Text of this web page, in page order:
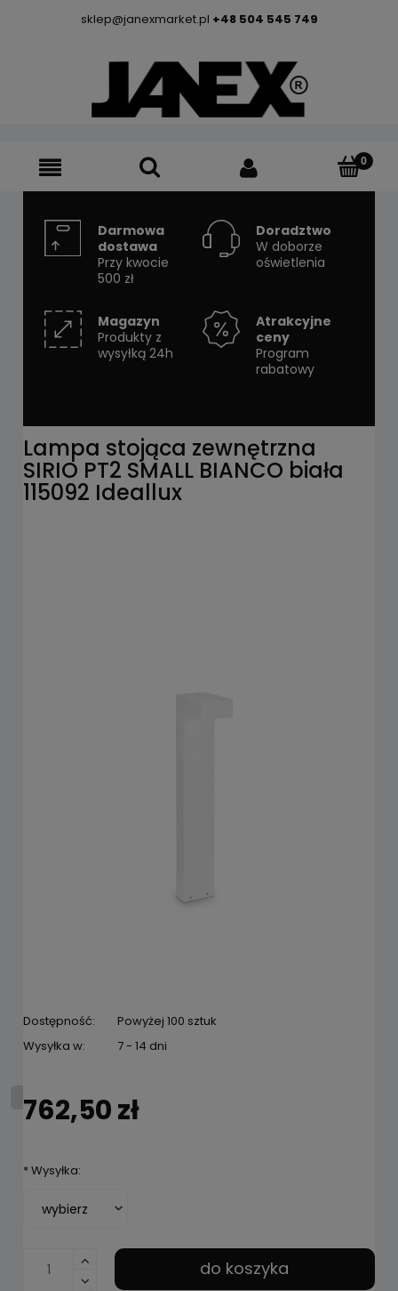
sklep@janexmarket.pl +48 504 545 749
Darmowa
dostawa
Przy kwocie
500 zł
Doradztwo
W doborze
oświetlenia
Magazyn
Produkty z
wysyłką 24h
Atrakcyjne
ceny
Program
rabatowy
Lampa stojąca zewnętrzna
SIRIO PT2 SMALL BIANCO biała
115092 Ideallux
Dostępność:
Powyżej 100 sztuk
Wysyłka w:
7 - 14 dni
762,50 zł
*Wysyłka:
do koszyka